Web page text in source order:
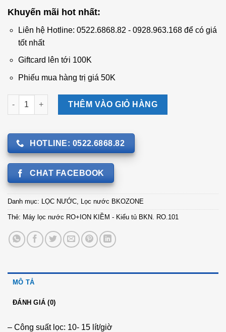
là:
4.500.000 ₫.là:
Khuyến mãi hot nhất:
Liên hệ Hotline: 0522.6868.82 - 0928.963.168 để có giá
tốt nhất
Giftcard lên tới 100K
Phiếu mua hàng trị giá 50K
Máy lọc nước RO+ION KIỀM - Kiểu tủ BKN. RO.101 số lượng
THÊM VÀO GIỎ HÀNG
HOTLINE: 0522.6868.82
CHAT FACEBOOK
Danh mục: LỌC NƯỚC Lọc nước BKOZONE
Thẻ: Máy lọc nước RO+ION KIỀM - Kiểu tủ BKN. RO.101
MÔ TẢ
ĐÁNH GIÁ (0)
– Công suất lọc: 10- 15 lít/giờ